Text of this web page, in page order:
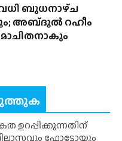
ബുധനാഴ്‌ച
അബ്‌ദുൽ റഹീം
ഉറപ്പിക്കുന്നതിന്
ഫോട്ടോയും